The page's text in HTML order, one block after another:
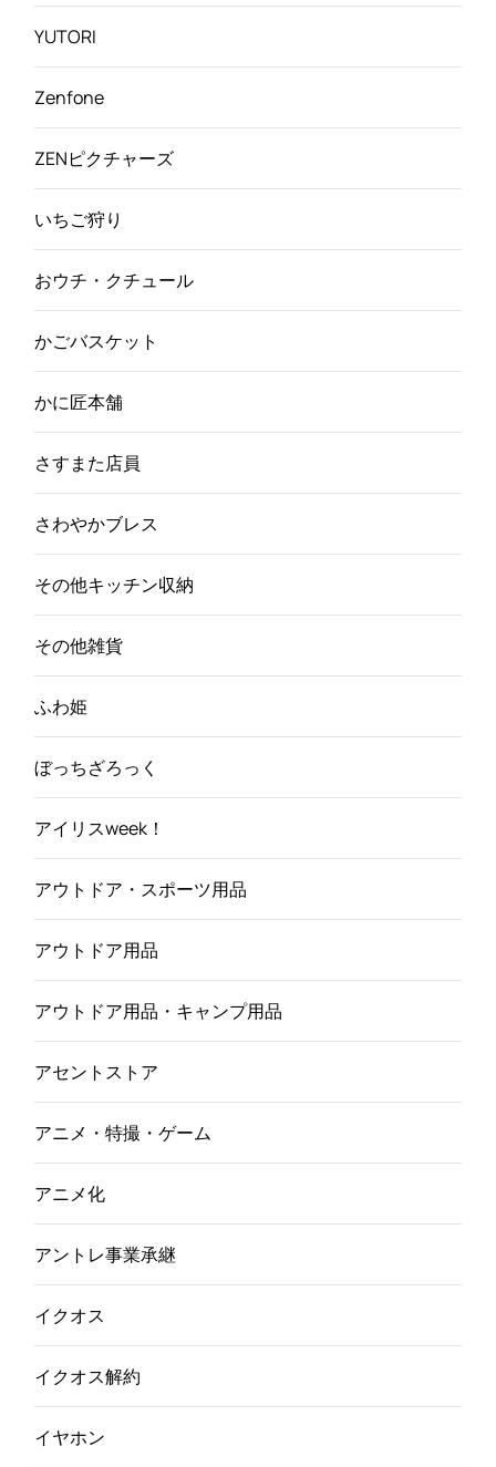
YUTORI
Zenfone
ZENピクチャーズ
いちご狩り
おウチ・クチュール
かごバスケット
かに匠本舗
さすまた店員
さわやかブレス
その他キッチン収納
その他雑貨
ふわ姫
ぼっちざろっく
アイリスweek！
アウトドア・スポーツ用品
アウトドア用品
アウトドア用品・キャンプ用品
アセントストア
アニメ・特撮・ゲーム
アニメ化
アントレ事業承継
イクオス
イクオス解約
イヤホン